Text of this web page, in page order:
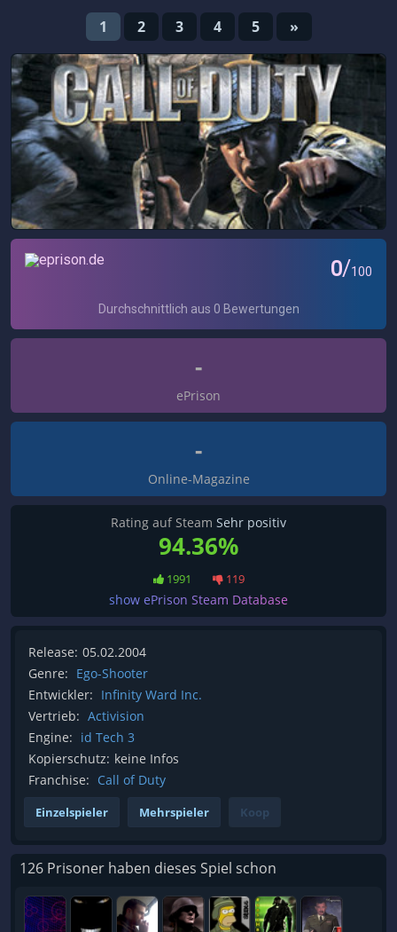
1 2 3 4 5 »
-
ePrison
-
Online-Magazine
Rating auf Steam Sehr positiv
94.36%
1991 119
show ePrison Steam Database
Release: 05.02.2004
Genre: Ego-Shooter
Entwickler: Infinity Ward Inc.
Vertrieb: Activision
Engine: id Tech 3
Kopierschutz: keine Infos
Franchise: Call of Duty
Einzelspieler Mehrspieler Koop
126 Prisoner haben dieses Spiel schon